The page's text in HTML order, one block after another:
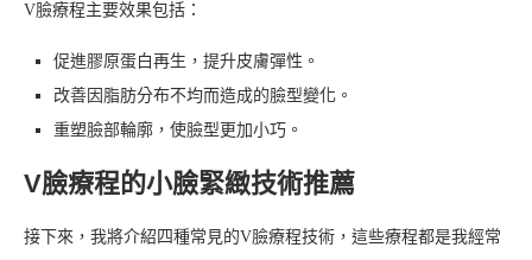
V臉療程主要效果包括：
促進膠原蛋白再生，提升皮膚彈性。
改善因脂肪分布不均而造成的臉型變化。
重塑臉部輪廓，使臉型更加小巧。
V臉療程的小臉緊緻技術推薦
接下來，我將介紹四種常見的V臉療程技術，這些療程都是我經常